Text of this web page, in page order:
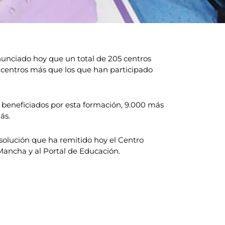
hoy que un total de 205 centros
más que los que han participado
por esta formación, 9.000 más
que ha remitido hoy el Centro
y al Portal de Educación.